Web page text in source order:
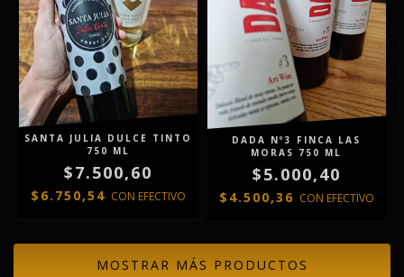
SANTA JULIA DULCE TINTO
750 ML
$7.500,60
$6.750,54 CON EFECTIVO
DADA Nº3 FINCA LAS
MORAS 750 ML
$5.000,40
$4.500,36 CON EFECTIVO
MOSTRAR MÁS PRODUCTOS